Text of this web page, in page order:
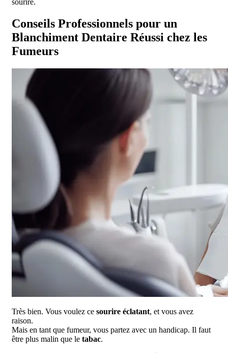
sourire.
Conseils Professionnels pour un
Blanchiment Dentaire Réussi chez les
Fumeurs
Très bien. Vous voulez ce sourire éclatant, et vous avez
raison.
Mais en tant que fumeur, vous partez avec un handicap. Il faut
être plus malin que le tabac.